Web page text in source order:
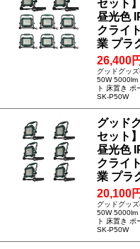
セット
昼光色
クライ
業 プラ
26,400
グッドグッ
50W 5000lm
ト 床置き ポ
SK-P50W
グッド
セット
昼光色
クライ
業 プラ
20,100
グッドグッ
50W 5000lm
ト 床置き ポ
SK-P50W